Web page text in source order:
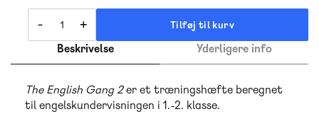
- + Tilføj til kurv
Beskrivelse Yderligere info
The English Gang 2er et træningshæfte beregnet
til engelskundervisningen i 1.-2. klasse.